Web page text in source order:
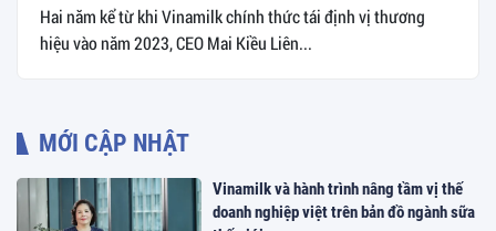
Hai năm kể từ khi Vinamilk chính thức tái định vị thương
hiệu vào năm 2023, CEO Mai Kiều Liên...
MỚI CẬP NHẬT
Vinamilk và hành trình nâng tầm vị thế
doanh nghiệp việt trên bản đồ ngành sữa